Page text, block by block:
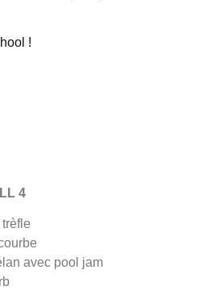
!
4
avec pool jam